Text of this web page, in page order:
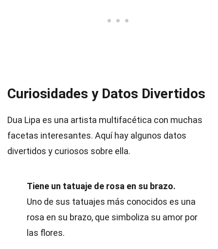
Curiosidades y Datos Divertidos
Dua Lipa es una artista multifacética con muchas
facetas interesantes. Aquí hay algunos datos
divertidos y curiosos sobre ella.
Tiene un tatuaje de rosa en su brazo.
Uno de sus tatuajes más conocidos es una
rosa en su brazo, que simboliza su amor por
las flores.